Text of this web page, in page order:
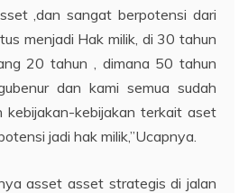
,dan sangat berpotensi dari
menjadi Hak milik, di 30 tahun
20 tahun , dimana 50 tahun
dan kami semua sudah
kebijakan-kebijakan terkait aset
jadi hak milik,”Ucapnya.
asset asset strategis di jalan